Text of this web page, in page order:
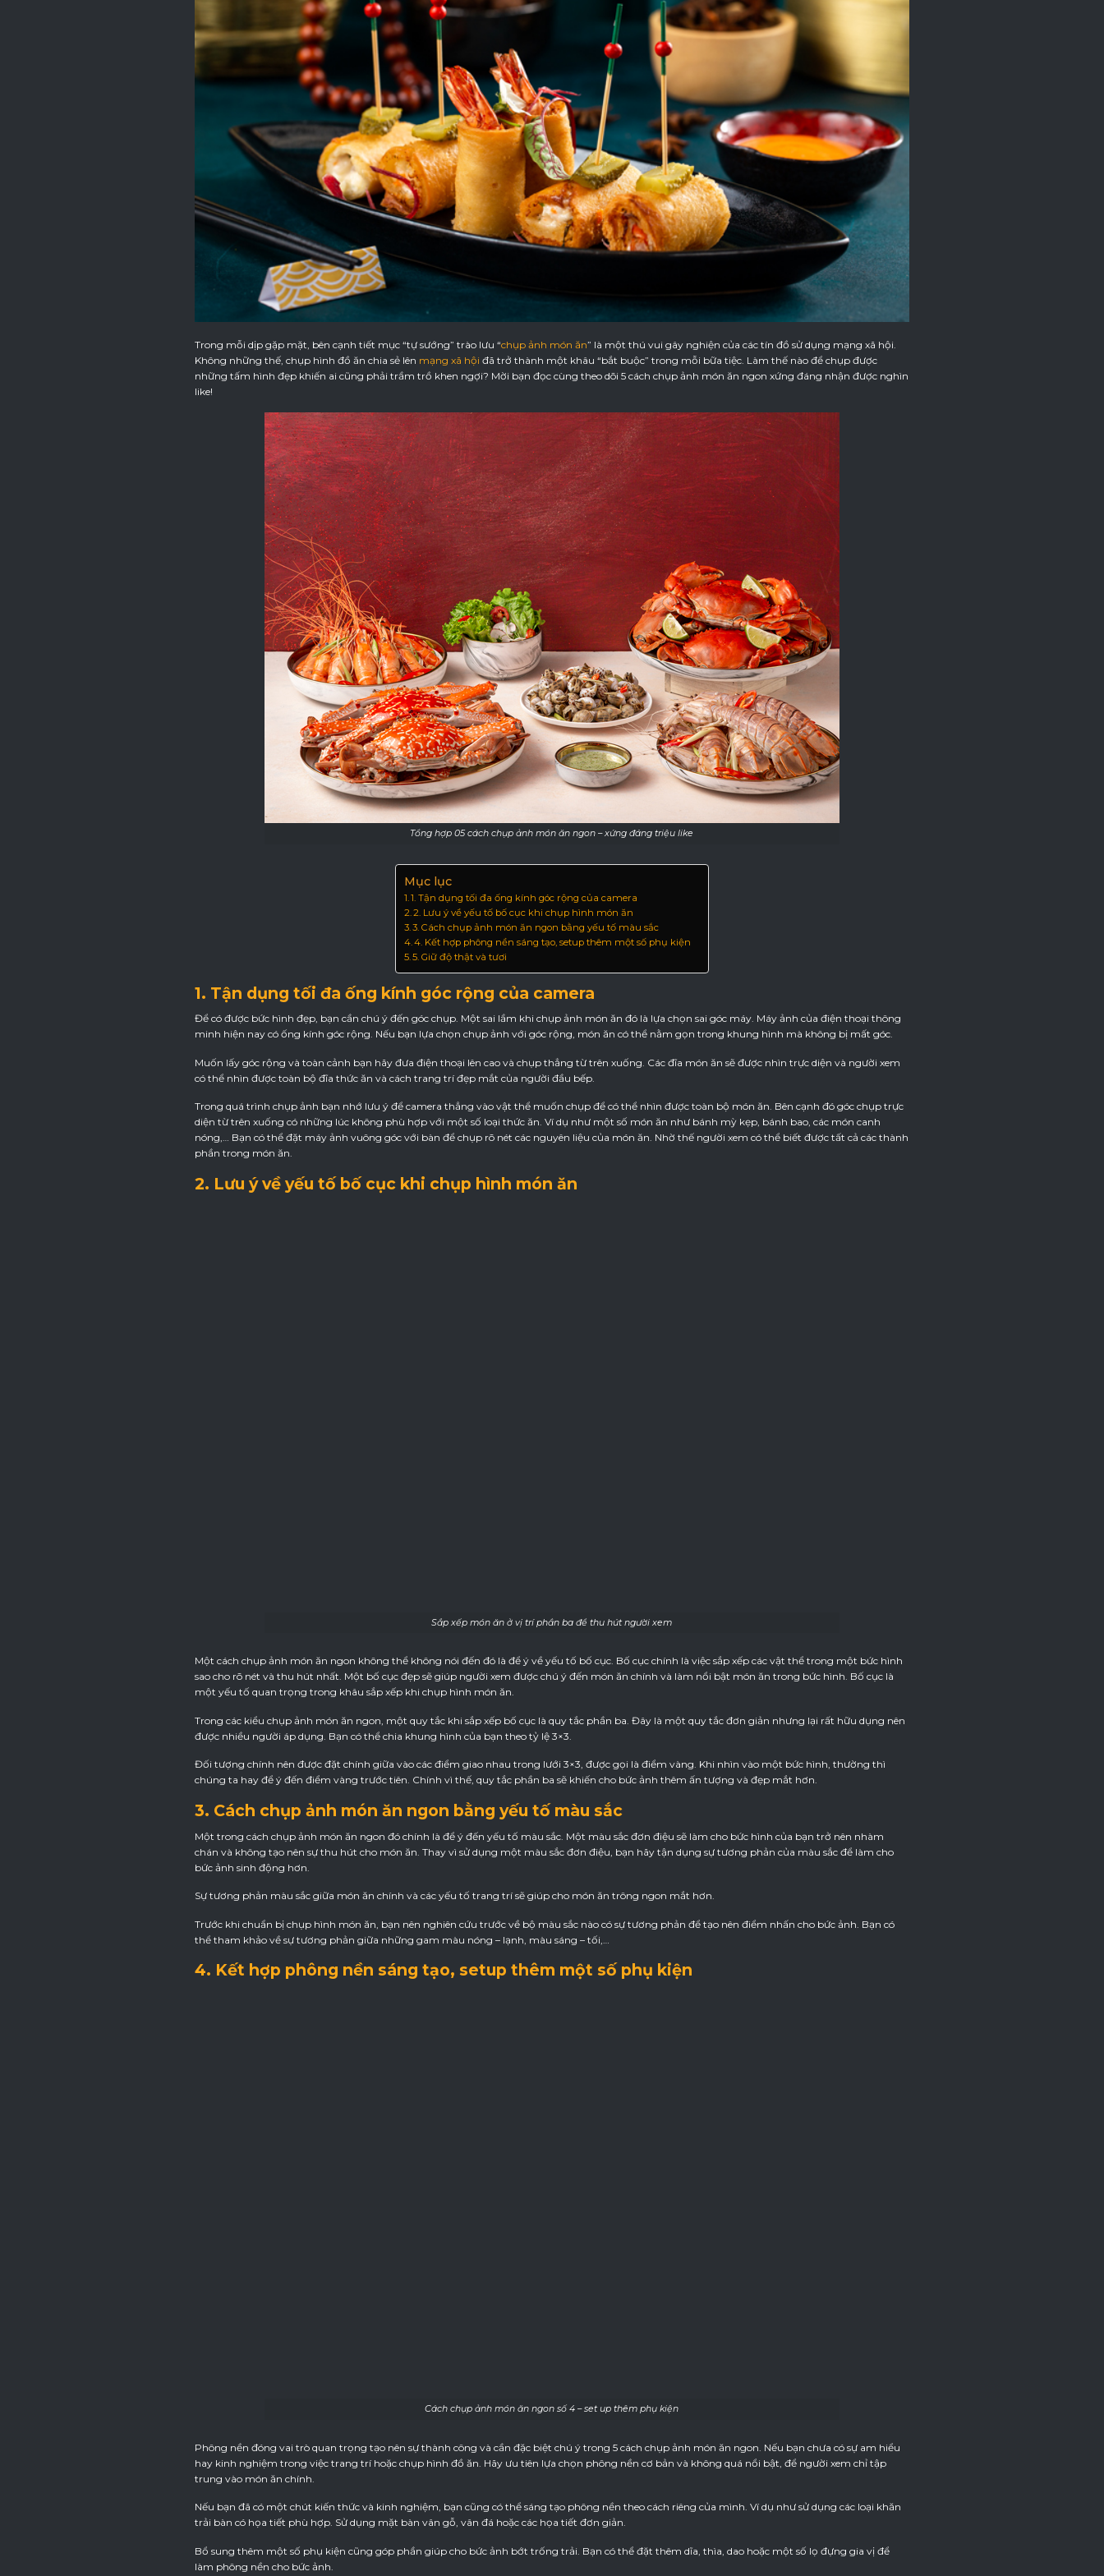
Trong mỗi dịp gặp mặt, bên cạnh tiết mục “tự sướng” trào lưu “chụp ảnh món ăn” là một thú vui gây nghiện của các tín đồ sử dụng mạng xã hội.
Không những thế, chụp hình đồ ăn chia sẻ lên mạng xã hội đã trở thành một khâu “bắt buộc” trong mỗi bữa tiệc. Làm thế nào để chụp được
những tấm hình đẹp khiến ai cũng phải trầm trồ khen ngợi? Mời bạn đọc cùng theo dõi 5 cách chụp ảnh món ăn ngon xứng đáng nhận được nghìn
like!
Tổng hợp 05 cách chụp ảnh món ăn ngon – xứng đáng triệu like
Mục lục
1. Tận dụng tối đa ống kính góc rộng của camera
2. Lưu ý về yếu tố bố cục khi chụp hình món ăn
3. Cách chụp ảnh món ăn ngon bằng yếu tố màu sắc
4. Kết hợp phông nền sáng tạo, setup thêm một số phụ kiện
5. Giữ độ thật và tươi
1. Tận dụng tối đa ống kính góc rộng của camera
Để có được bức hình đẹp, bạn cần chú ý đến góc chụp. Một sai lầm khi chụp ảnh món ăn đó là lựa chọn sai góc máy. Máy ảnh của điện thoại thông
minh hiện nay có ống kính góc rộng. Nếu bạn lựa chọn chụp ảnh với góc rộng, món ăn có thể nằm gọn trong khung hình mà không bị mất góc.
Muốn lấy góc rộng và toàn cảnh bạn hãy đưa điện thoại lên cao và chụp thẳng từ trên xuống. Các đĩa món ăn sẽ được nhìn trực diện và người xem
có thể nhìn được toàn bộ đĩa thức ăn và cách trang trí đẹp mắt của người đầu bếp.
Trong quá trình chụp ảnh bạn nhớ lưu ý để camera thẳng vào vật thể muốn chụp để có thể nhìn được toàn bộ món ăn. Bên cạnh đó góc chụp trực
diện từ trên xuống có những lúc không phù hợp với một số loại thức ăn. Ví dụ như một số món ăn như bánh mỳ kẹp, bánh bao, các món canh
nóng,… Bạn có thể đặt máy ảnh vuông góc với bàn để chụp rõ nét các nguyên liệu của món ăn. Nhờ thế người xem có thể biết được tất cả các thành
phần trong món ăn.
2. Lưu ý về yếu tố bố cục khi chụp hình món ăn
Sắp xếp món ăn ở vị trí phần ba để thu hút người xem
Một cách chụp ảnh món ăn ngon không thể không nói đến đó là để ý về yếu tố bố cục. Bố cục chính là việc sắp xếp các vật thể trong một bức hình
sao cho rõ nét và thu hút nhất. Một bố cục đẹp sẽ giúp người xem được chú ý đến món ăn chính và làm nổi bật món ăn trong bức hình. Bố cục là
một yếu tố quan trọng trong khâu sắp xếp khi chụp hình món ăn.
Trong các kiểu chụp ảnh món ăn ngon, một quy tắc khi sắp xếp bố cục là quy tắc phần ba. Đây là một quy tắc đơn giản nhưng lại rất hữu dụng nên
được nhiều người áp dụng. Bạn có thể chia khung hình của bạn theo tỷ lệ 3×3.
Đối tượng chính nên được đặt chính giữa vào các điểm giao nhau trong lưới 3×3, được gọi là điểm vàng. Khi nhìn vào một bức hình, thường thì
chúng ta hay để ý đến điểm vàng trước tiên. Chính vì thế, quy tắc phần ba sẽ khiến cho bức ảnh thêm ấn tượng và đẹp mắt hơn.
3. Cách chụp ảnh món ăn ngon bằng yếu tố màu sắc
Một trong cách chụp ảnh món ăn ngon đó chính là để ý đến yếu tố màu sắc. Một màu sắc đơn điệu sẽ làm cho bức hình của bạn trở nên nhàm
chán và không tạo nên sự thu hút cho món ăn. Thay vì sử dụng một màu sắc đơn điệu, bạn hãy tận dụng sự tương phản của màu sắc để làm cho
bức ảnh sinh động hơn.
Sự tương phản màu sắc giữa món ăn chính và các yếu tố trang trí sẽ giúp cho món ăn trông ngon mắt hơn.
Trước khi chuẩn bị chụp hình món ăn, bạn nên nghiên cứu trước về bộ màu sắc nào có sự tương phản để tạo nên điểm nhấn cho bức ảnh. Bạn có
thể tham khảo về sự tương phản giữa những gam màu nóng – lạnh, màu sáng – tối,…
4. Kết hợp phông nền sáng tạo, setup thêm một số phụ kiện
Cách chụp ảnh món ăn ngon số 4 – set up thêm phụ kiện
Phông nền đóng vai trò quan trọng tạo nên sự thành công và cần đặc biệt chú ý trong 5 cách chụp ảnh món ăn ngon. Nếu bạn chưa có sự am hiểu
hay kinh nghiệm trong việc trang trí hoặc chụp hình đồ ăn. Hãy ưu tiên lựa chọn phông nền cơ bản và không quá nổi bật, để người xem chỉ tập
trung vào món ăn chính.
Nếu bạn đã có một chút kiến thức và kinh nghiệm, bạn cũng có thể sáng tạo phông nền theo cách riêng của mình. Ví dụ như sử dụng các loại khăn
trải bàn có họa tiết phù hợp. Sử dụng mặt bàn vân gỗ, vân đá hoặc các họa tiết đơn giản.
Bổ sung thêm một số phụ kiện cũng góp phần giúp cho bức ảnh bớt trống trải. Bạn có thể đặt thêm dĩa, thìa, dao hoặc một số lọ đựng gia vị để
làm phông nền cho bức ảnh.